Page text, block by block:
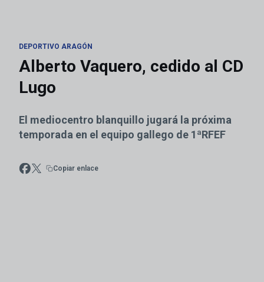
DEPORTIVO ARAGÓN
Alberto Vaquero, cedido al CD
Lugo
El mediocentro blanquillo jugará la próxima
temporada en el equipo gallego de 1ªRFEF
Copiar enlace